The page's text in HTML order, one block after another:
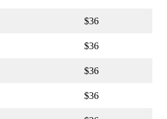
$36
$36
$36
$36